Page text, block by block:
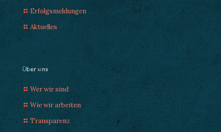
Erfolgsmeldungen
Aktuelles
Über uns
Wer wir sind
Wie wir arbeiten
Transparenz